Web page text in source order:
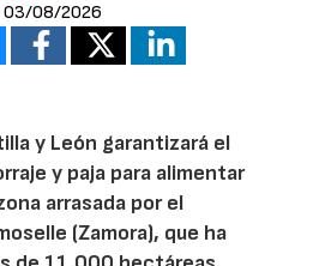
03/08/2026
y León garantizará el
y paja para alimentar
arrasada por el
(Zamora), que ha